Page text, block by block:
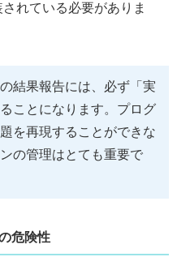
れている必要がありま
結果報告には、必ず「実
ことになります。プログ
を再現することができな
の管理はとても重要で
危険性